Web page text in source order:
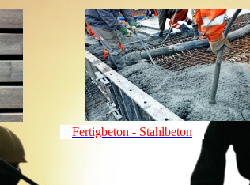
Fertigbeton - Stahlbeton